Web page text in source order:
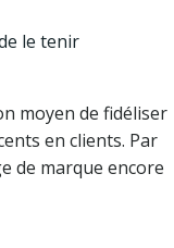
le tenir
moyen de fidéliser
en clients. Par
de marque encore